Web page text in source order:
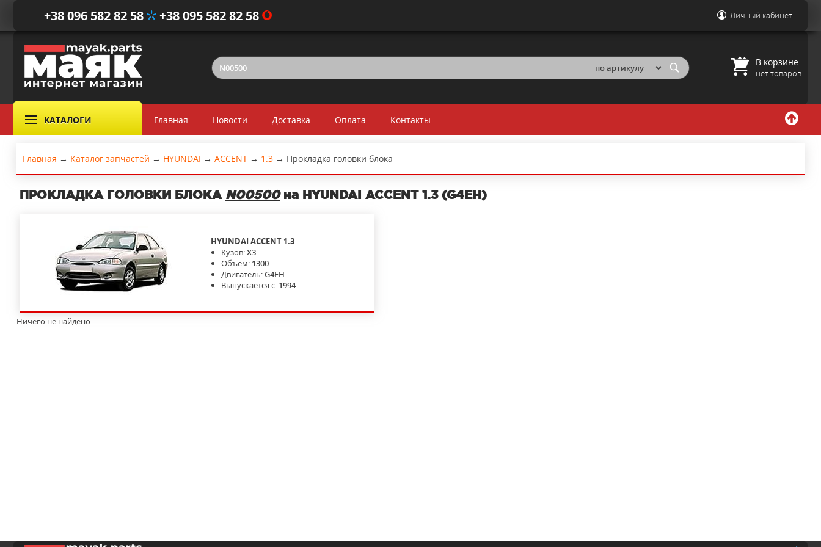
+38 096 582 82 58 +38 095 582 82 58 Личный кабинет
В корзине
нет товаров
КАТАЛОГИ Главная Новости Доставка Оплата Контакты
Главная → Каталог запчастей → HYUNDAI → ACCENT → 1.3 → Прокладка головки блока
ПРОКЛАДКА ГОЛОВКИ БЛОКА N00500на HYUNDAI ACCENT 1.3 (G4EH)
HYUNDAIACCENT 1.3
Кузов:X3
Объем: 1300
Двигатель:G4EH
Выпускается с: 1994--
Ничего не найдено